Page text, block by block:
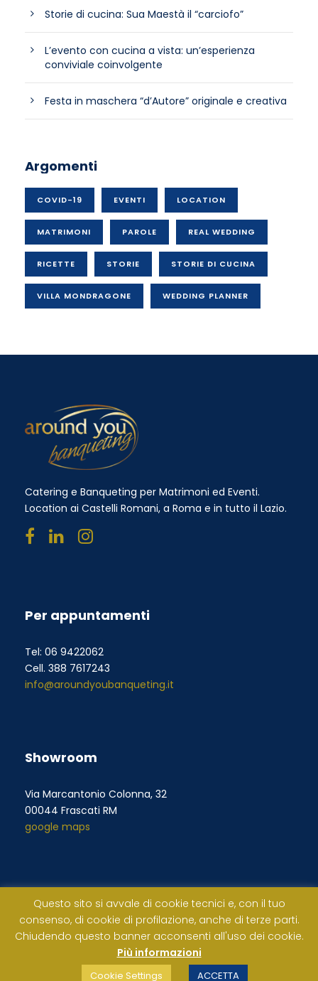
Storie di cucina: Sua Maestà il “carciofo”
L’evento con cucina a vista: un’esperienza
conviviale coinvolgente
Festa in maschera “d’Autore” originale e creativa
Argomenti
COVID-19 EVENTI LOCATION
MATRIMONI PAROLE REAL WEDDING
RICETTE STORIE STORIE DI CUCINA
VILLA MONDRAGONE WEDDING PLANNER
Catering e Banqueting per Matrimoni ed Eventi.
Location ai Castelli Romani, a Roma e in tutto il Lazio.
Per appuntamenti
Tel: 06 9422062
Cell. 388 7617243
info@aroundyoubanqueting.it
Showroom
Via Marcantonio Colonna, 32
00044 Frascati RM
google maps
© Copyright 2021 - 2025Bocci & Gagnon srl
IT13619001004, All Right Reserved
Questo sito si avvale di cookie tecnici e, con il tuo
consenso, di cookie di profilazione, anche di terze parti.
Chiudendo questo banner acconsenti all'uso dei cookie.
Più informazioni
Cookie Settings ACCETTA